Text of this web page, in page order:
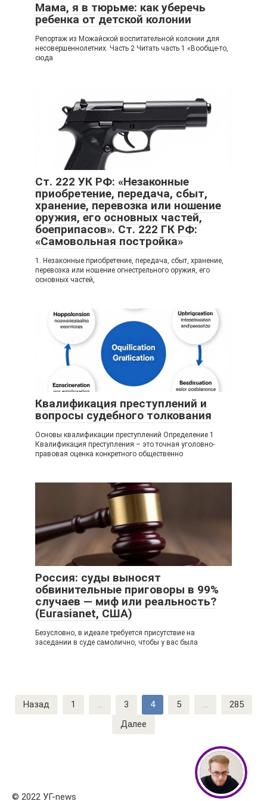
Мама, я в тюрьме: как уберечь
ребенка от детской колонии
Репортаж из Можайской воспитательной колонии для
несовершеннолетних. Часть 2 Читать часть 1 «Вообще-то,
сюда
Ст. 222 УК РФ: «Незаконные
приобретение, передача, сбыт,
хранение, перевозка или ношение
оружия, его основных частей,
боеприпасов». Ст. 222 ГК РФ:
«Самовольная постройка»
1. Незаконные приобретение, передача, сбыт, хранение,
перевозка или ношение огнестрельного оружия, его
основных частей,
Квалификация преступлений и
вопросы судебного толкования
Основы квалификации преступлений Определение 1
Квалификация преступления – это точная уголовно-
правовая оценка конкретного общественно
Россия: суды выносят
обвинительные приговоры в 99%
случаев — миф или реальность?
(Eurasianet, США)
Безусловно, в идеале требуется присутствие на
заседании в суде самолично, чтобы у вас была
Навигация
по
Назад 1 ... 3 4 5 ...
285
Далее
© 2022 УГ-news